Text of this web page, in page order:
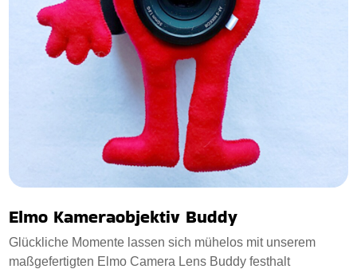
Elmo Kameraobjektiv Buddy
Glückliche Momente lassen sich mühelos mit unserem
maßgefertigten Elmo Camera Lens Buddy festhalt